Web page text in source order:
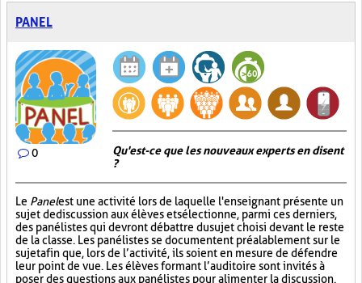
PANEL
0
Qu'est-ce que les nouveaux experts en disent
?
Le Panelest une activité lors de laquelle l'enseignant présente un
sujet de discussion aux élèves et sélectionne, parmi ces derniers,
des panélistes qui devront débattre du sujet choisi devant le reste
de la classe. Les panélistes se documentent préalablement sur le
sujet afin que, lors de l’activité, ils soient en mesure de défendre
leur point de vue. Les élèves formant l’auditoire sont invités à
poser des questions aux panélistes pour alimenter la discussion.